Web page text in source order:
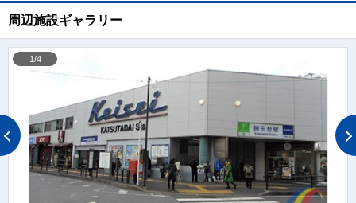
周辺施設ギャラリー
1/4